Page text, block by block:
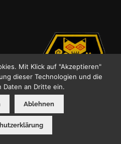
Mit Klick auf "Akzeptieren"
dieser Technologien und die
Daten an Dritte ein.
Ablehnen